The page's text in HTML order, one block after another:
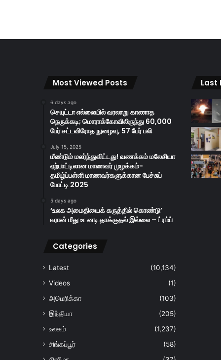
Most Viewed Posts
6 days ago
செயுட்டா எல்லையில் வரலாறு காணாத
நெருக்கடி; மொராக்கோவிலிருந்து 60,000
பேர் சட்டவிரோத நுழைவு, 57 பேர் பலி
July 15, 2025
மீண்டும் மலர்ந்துவிட்டது! வணக்கம் மலேசியா
ஏற்பாட்டிலான மாணவர் முழக்கம்-
தமிழ்ப்பள்ளி மாணவர்களுக்கான பேச்சுப்
போட்டி 2025
5 days ago
‘உலக அமைதியைக் கருத்தில் கொண்டு’
ஈரான் மீது உடனடி தாக்குதல் இல்லை – ட்ரம்ப்
Categories
Latest
(10,134)
Videos
(1)
அமெரிக்கா
(103)
இந்தியா
(205)
உலகம்
(1,237)
சிங்கப்பூர்
(58)
Last